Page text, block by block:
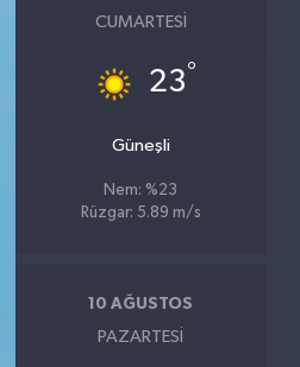
CUMARTESI
23°
Güneşli
Nem: %23
Rüzgar: 5.89 m/s
10 AĞUSTOS
PAZARTESI